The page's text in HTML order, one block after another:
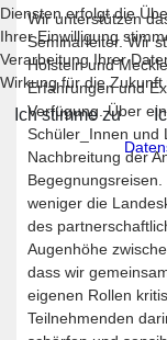
Wir unterstützen
Seminarleiter. Wir
Holstein und
Erfahrungen und
Verfügung. Über
Schüler_Innen und
Nachbreitung der
weniger die
des
Augenhöhe
dass wir
eigenen Rollen
Teilnehmenden
Diensten erfolgt die
Ihrer Einwilligung
Verarbeitung Ihrer
Wirkung für die
Ich stimme zu